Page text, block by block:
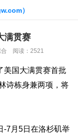
）
满贯赛
合 阅读：2521
美国大满贯赛首批
诗栋身兼两项，将
月5日在洛杉矶举